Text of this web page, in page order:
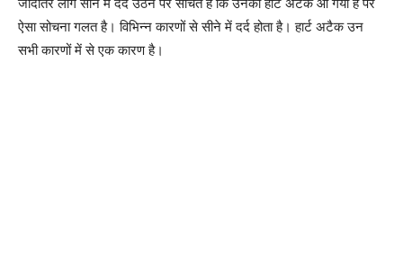
ऐसा सोचना गलत है। विभिन्न कारणों से सीने में दर्द होता है। हार्ट अटैक उन
सभी कारणों में से एक कारण है।